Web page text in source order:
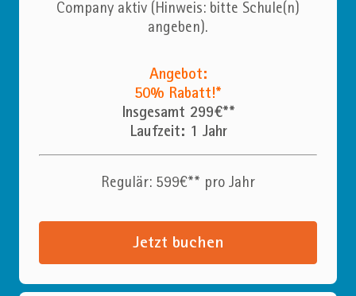
Company aktiv (Hinweis: bitte Schule(n)
angeben).
Angebot:
50% Rabatt!*
Insgesamt 299€**
Laufzeit: 1 Jahr
Regulär: 599€** pro Jahr
Jetzt buchen